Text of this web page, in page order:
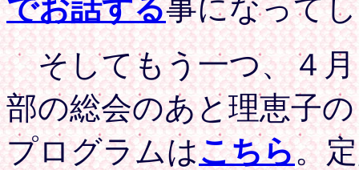
でお話する事になって
そしてもう一つ、４月
部の総会のあと理恵子
プログラムはこちら。